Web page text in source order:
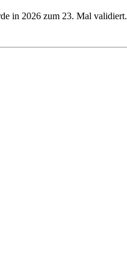
in 2026 zum 23. Mal validiert.